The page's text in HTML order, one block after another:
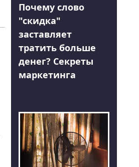
Почему слово
"скидка"
заставляет
тратить больше
денег? Секреты
маркетинга